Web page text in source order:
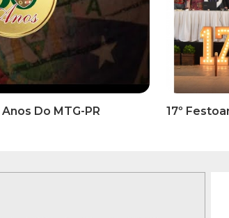
Nº
DE
INFORMATIVOS
COMUNICADO OFICIAL -
Inscrições Para A 1ª Etapa
Classificatória Do 35º FEPART,
Que Ocorrerá Do Dia 05 Ao Dia
07 De Junho De 2026